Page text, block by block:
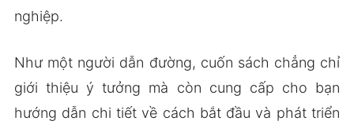
nghiệp.
Như một người dẫn đường, cuốn sách chẳng chỉ
giới thiệu ý tưởng mà còn cung cấp cho bạn
hướng dẫn chi tiết về cách bắt đầu và phát triển